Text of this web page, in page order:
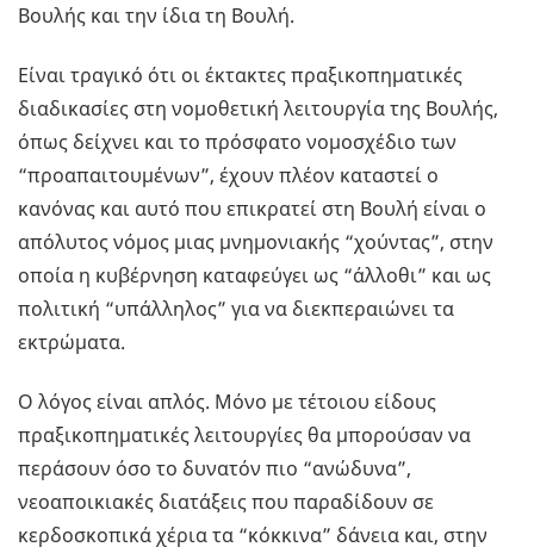
Βουλής και την ίδια τη Βουλή.
Είναι τραγικό ότι οι έκτακτες πραξικοπηματικές
διαδικασίες στη νομοθετική λειτουργία της Βουλής,
όπως δείχνει και το πρόσφατο νομοσχέδιο των
“προαπαιτουμένων”, έχουν πλέον καταστεί ο
κανόνας και αυτό που επικρατεί στη Βουλή είναι ο
απόλυτος νόμος μιας μνημονιακής “χούντας”, στην
οποία η κυβέρνηση καταφεύγει ως “άλλοθι” και ως
πολιτική “υπάλληλος” για να διεκπεραιώνει τα
εκτρώματα.
Ο λόγος είναι απλός. Μόνο με τέτοιου είδους
πραξικοπηματικές λειτουργίες θα μπορούσαν να
περάσουν όσο το δυνατόν πιο “ανώδυνα”,
νεοαποικιακές διατάξεις που παραδίδουν σε
κερδοσκοπικά χέρια τα “κόκκινα” δάνεια και, στην